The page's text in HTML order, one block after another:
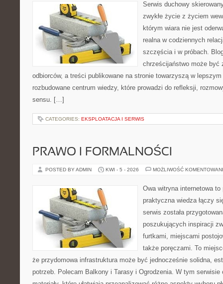
Serwis duchowy
zwykłe życie z życiem
którym wiara nie jest
realna w codziennych
szczęścia i w próbach.
chrześcijaństwo może być
odbiorców, a treści publikowane na stronie towarzyszą w
rozbudowane centrum wiedzy, które prowadzi do refleksji,
sensu. […]
CATEGORIES: EKSPLOATACJA I SERWIS
PRAWO I FORMALNOŚCI
POSTED BY ADMIN KWI - 5 - 2026 MOŻLIWOŚĆ
Owa witryna internetowa
praktyczna wiedza łączy
serwis została
poszukujących inspiracji
furtkami, miejscami
także poręczami. To
że przydomowa infrastruktura może być jednocześnie solidna,
potrzeb. Polecam Balkony i Tarasy i Ogrodzenia. W tym serwisie